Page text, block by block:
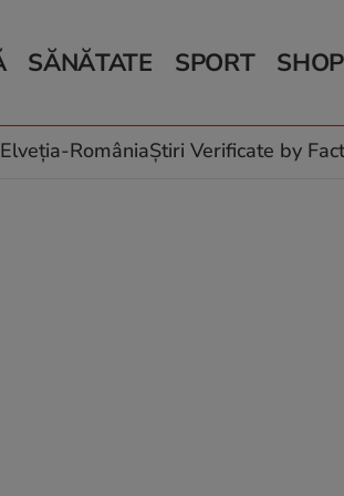
SĂNĂTATE
Relații
Rețete culinare
SPORT SHOP
RomâniaȘtiri Verificate by